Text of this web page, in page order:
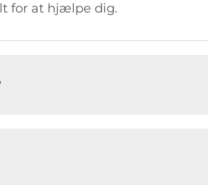
for at hjælpe dig.